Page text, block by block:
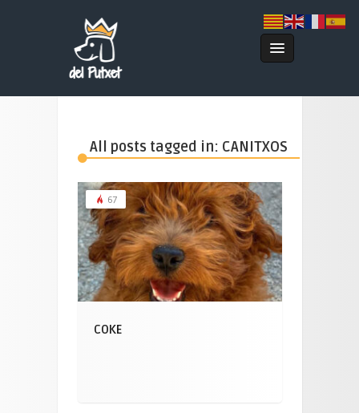
All posts tagged in: CANITXOS
67
COKE